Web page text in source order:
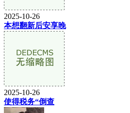
2025-10-26
本想翻新后安享晚
2025-10-26
使得税务“倒查